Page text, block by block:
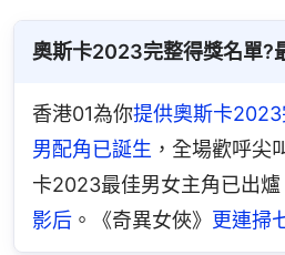
奧斯卡2023完整得獎名單?
香港01為你提供奧斯卡
男配角已誕生 ，全場歡呼尖
卡2023最佳男女主角已出爐
影后 。《奇異女俠》 更連掃